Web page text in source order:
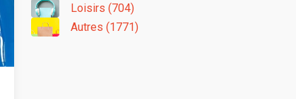
Loisirs (704)
Autres (1771)